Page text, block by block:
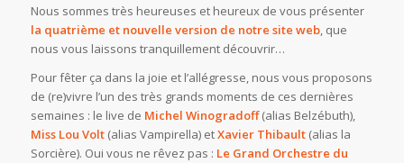
Nous sommes très heureuses et heureux de vous présenter
la quatrième et nouvelle version de notre site web, que
nous vous laissons tranquillement découvrir…
Pour fêter ça dans la joie et l’allégresse, nous vous proposons
de (re)vivre l’un des très grands moments de ces dernières
semaines : le live de Michel Winogradoff(alias Belzébuth),
Miss Lou Volt(alias Vampirella) etXavier Thibault(alias la
Sorcière). Oui vous ne rêvez pas : Le Grand Orchestre du